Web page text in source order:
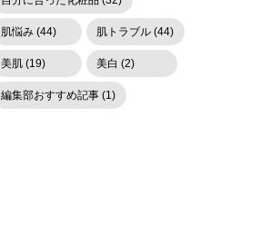
肌悩み (44) 肌トラブル (44)
美肌 (19) 美白 (2)
編集部おすすめ記事 (1)